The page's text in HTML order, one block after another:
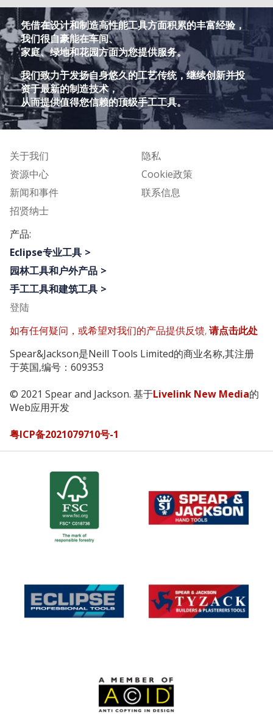
凭借在设计和制造高性能工具方面积累的丰富经验，
我们很自豪能在车间、
家庭、绿地和花园方面为您提供服务。
我们致力于发扬自身悠久的工艺传统，继续创新并投
资于最新的制造技术，
从而提供值得您信赖的顶级手工工具。
关于我们
资源中心
新闻和事件
招贤纳士
隐私
Cookie政策
联系信息
产品:
Eclipse专业工具
园林工具和户外产品
手工工具和建筑工具
登陆
如有任何疑问，或希望对我们的产品提供反馈,请点击此处
Spear&Jackson是Neill Tools Limited的商业名称,其注册
于英国,编号：609353
© 2021 Spear and Jackson. 基于Livelink New Media的
Web应用开发
粤ICP备2021079710号-1